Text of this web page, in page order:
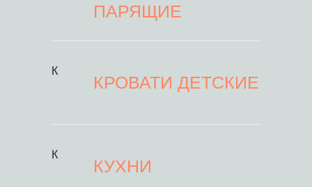
ПАРЯЩИЕ
К
КРОВАТИ ДЕТСКИЕ
К
КУХНИ